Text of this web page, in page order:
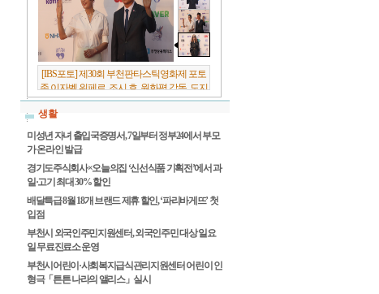
[IBS포토] 제30회 부천판타스틱영화제 포토
존 이자벨 위페르, 조시 호, 원화평 감독, 도지
원 배우
생활
미성년 자녀 출입국증명서, 7일부터 정부24에서 부모
가 온라인 발급
경기도주식회사×오늘의집 ‘신선식품 기획전’에서 과
일·고기 최대 30% 할인
배달특급 8월 18개 브랜드 제휴 할인, ‘파리바게뜨’ 첫
입점
부천시 외국인주민지원센터, 외국인주민 대상 일요
일 무료진료소 운영
부천시어린이·사회복지급식관리지원센터 어린이 인
형극「튼튼 나라의 앨리스」실시